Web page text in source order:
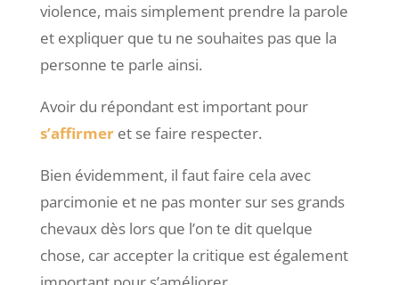
violence, mais simplement prendre la parole
et expliquer que tu ne souhaites pas que la
personne te parle ainsi.
Avoir du répondant est important pour
s’affirmeret se faire respecter.
Bien évidemment, il faut faire cela avec
parcimonie et ne pas monter sur ses grands
chevaux dès lors que l’on te dit quelque
chose, car accepter la critique est également